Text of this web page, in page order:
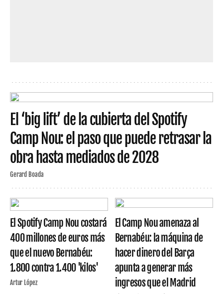
El ‘big lift’ de la cubierta del Spotify
Camp Nou: el paso que puede retrasar la
obra hasta mediados de 2028
Gerard Boada
El Spotify Camp Nou costará
400 millones de euros más
que el nuevo Bernabéu:
1.800 contra 1.400 'kilos'
Artur López
El Camp Nou amenaza al
Bernabéu: la máquina de
hacer dinero del Barça
apunta a generar más
ingresos que el Madrid